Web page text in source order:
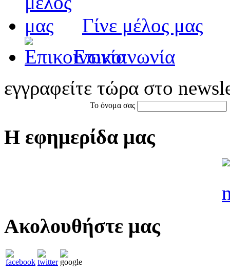
Γίνε μέλος μας
Eπικοινωνία
εγγραφείτε τώρα στο
Το όνομα σας
Η εφημερίδα μας
Ακολουθήστε μας